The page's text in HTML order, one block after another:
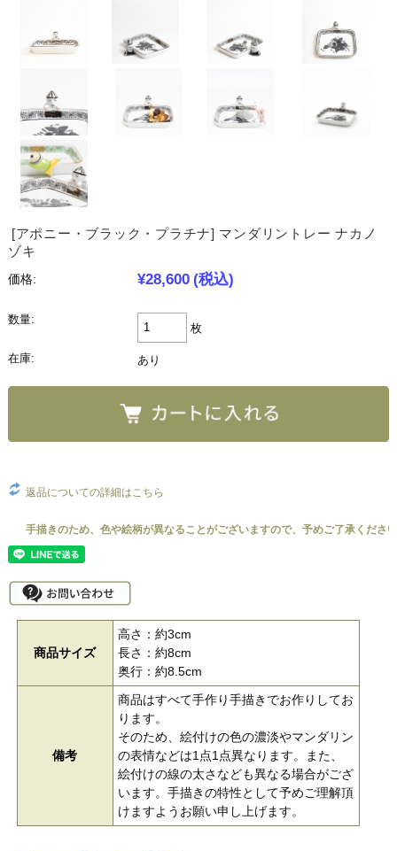
[アポニー・ブラック・プラチナ] マンダリントレー ナカノ
ゾキ
価格:
¥28,600 (税込)
数量:
枚
在庫: あり
返品についての詳細はこちら
商品サイズ
高さ：約3cm
長さ：約8cm
奥行：約8.5cm
備考
商品はすべて手作り手描きでお作りしてお
ります。
そのため、絵付けの色の濃淡やマンダリン
の表情などは1点1点異なります。また、
絵付けの線の太さなども異なる場合がござ
います。手描きの特性として予めご理解頂
けますようお願い申し上げます。